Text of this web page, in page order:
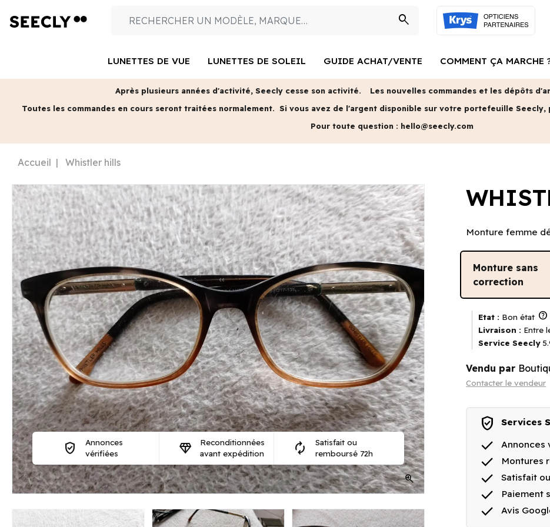
search
LUNETTES DE VUE LUNETTES DE SOLEIL GUIDE ACHAT/VENTE COMMENT ÇA MARCHE
Après plusieurs années d'activité, Seecly cesse son activité.
Les nouvelles commandes et les dépôts
Toutes les commandes en cours seront traitées normalement. Si vous avez de l'argent disponible sur votre portefeuille Seecly,
Pour toute question : hello@seecly.com
Accueil Whistler hills
zoom_in
verified_user
Annonces
vérifiées
diamond
Reconditionnées
avant expédition
autorenew
Satisfait ou
remboursé 72h
Monture femme
Monture sans
correction
Etat : Bon état help
Livraison : Entre
Service Seecly
Vendu par
Contacter le vendeur
verified_user Services
done Annonces
done Montures
done Satisfait
done Paiement
done Avis